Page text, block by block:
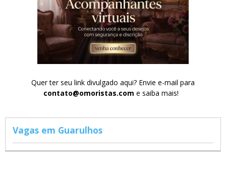
Quer ter seu link divulgado aqui? Envie e-mail para
contato@omoristas.com e saiba mais!
Vagas em Guarulhos